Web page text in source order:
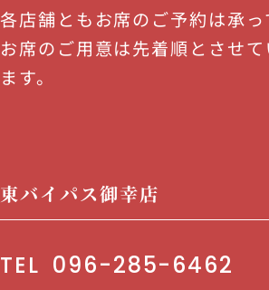
各店舗ともお席のご予約は承っ
お席のご用意は先着順とさせて
ます。
東バイパス御幸店
TEL 096-285-6462